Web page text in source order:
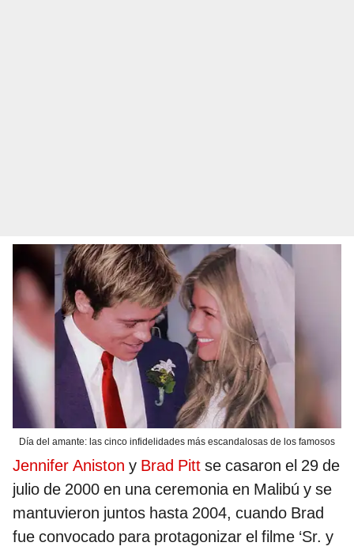
Día del amante: las cinco infidelidades más escandalosas de los famosos
Jennifer Aniston y Brad Pitt se casaron el 29 de
julio de 2000 en una ceremonia en Malibú y se
mantuvieron juntos hasta 2004, cuando Brad
fue convocado para protagonizar el filme ‘Sr. y